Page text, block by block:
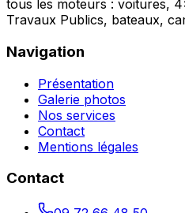
tous les moteurs : voitures,
Travaux Publics, bateaux,
Navigation
Présentation
Galerie photos
Nos services
Contact
Mentions légales
Contact